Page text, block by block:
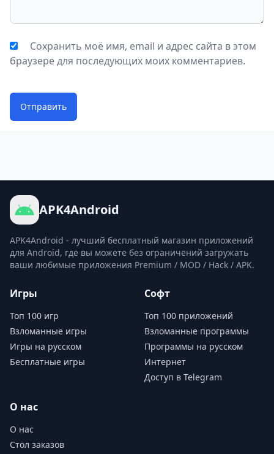
Сохранить моё имя, email и адрес сайта в этом
браузере для последующих моих комментариев.
Отправить
APK4Android
APK4Android - лучший бесплатный магазин приложений
для Android, где вы можете без ограничений загружать
ваши любимые приложения Premium / MOD / Hack / APK.
Игры
Топ 100 игр
Взломанные игры
Игры на русском
Бесплатные игры
Софт
Топ 100 приложений
Взломанные программы
Программы на русском
Интернет
Доступ в Telegram
О нас
О нас
Стол заказов